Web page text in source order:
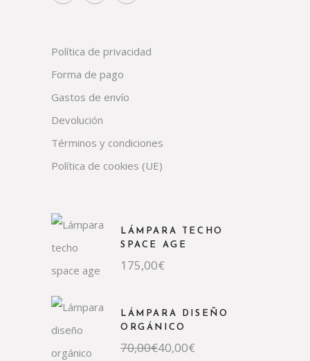
Política de privacidad
Forma de pago
Gastos de envío
Devolución
Términos y condiciones
Política de cookies (UE)
LÁMPARA TECHO
SPACE AGE
175,00€
LÁMPARA DISEÑO
ORGÁNICO
70,00€
El 40,00€
El